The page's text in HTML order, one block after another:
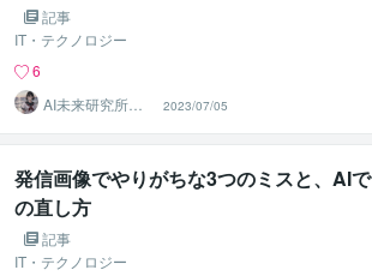
記事
IT・テクノロジー
6
AI未来研究所｜A
Iツールコンサル
タント
2023/07/05
発信画像でやりがちな3つのミスと、AIで
の直し方
記事
IT・テクノロジー